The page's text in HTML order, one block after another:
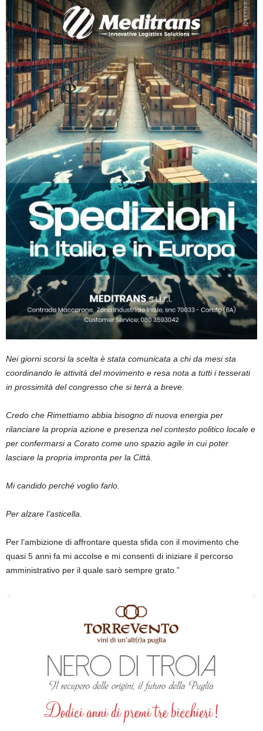
Nei giorni scorsi la scelta è stata comunicata a chi da mesi sta
coordinando le attività del movimento e resa nota a tutti i tesserati
in prossimità del congresso che si terrà a breve.
Credo che Rimettiamo abbia bisogno di nuova energia per
rilanciare la propria azione e presenza nel contesto politico locale e
per confermarsi a Corato come uno spazio agile in cui poter
lasciare la propria impronta per la Città.
Mi candido perché voglio farlo.
Per alzare l’asticella.
Per l’ambizione di affrontare questa sfida con il movimento che
quasi 5 anni fa mi accolse e mi consentì di iniziare il percorso
amministrativo per il quale sarò sempre grato.”